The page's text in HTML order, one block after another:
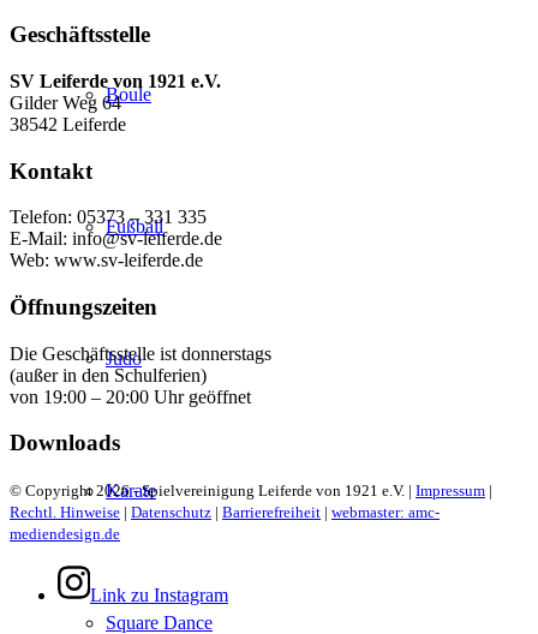
Boule
Fußball
Judo
Karate
Square Dance
Geschäftsstelle
SV Leiferde von 1921 e.V.
Gilder Weg 64
38542 Leiferde
Kontakt
Telefon: 05373 – 331 335
E-Mail: info@sv-leiferde.de
Web: www.sv-leiferde.de
Öffnungszeiten
Die Geschäftsstelle ist donnerstags
(außer in den Schulferien)
von 19:00 – 20:00 Uhr geöffnet
Downloads
© Copyright 2026 - Spielvereinigung Leiferde von 1921 e.V. | Impressum |
Rechtl. Hinweise | Datenschutz | Barrierefreiheit | webmaster: amc-
mediendesign.de
Link zu Instagram